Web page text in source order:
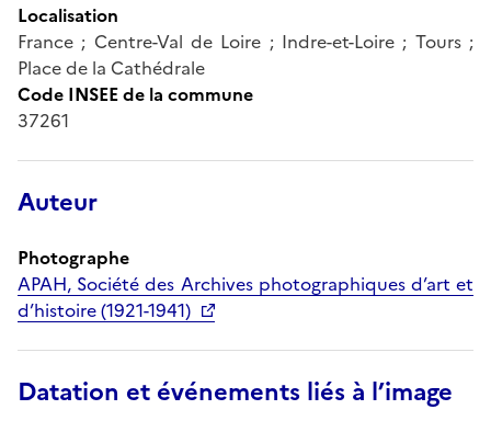
Localisation
France ; Centre-Val de Loire ; Indre-et-Loire ; Tours ;
Place de la Cathédrale
Code INSEE de la commune
37261
Auteur
Photographe
APAH, Société des Archives photographiques d’art et
d’histoire (1921-1941)
Datation et événements liés à l’image